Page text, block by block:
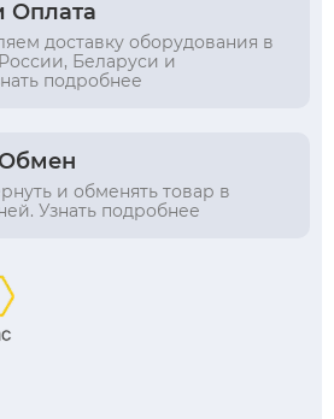
Оплата
доставку оборудования в
Беларуси и
подробнее
и обменять товар в
Узнать подробнее